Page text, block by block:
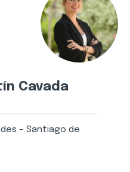
Cavada
– Santiago de